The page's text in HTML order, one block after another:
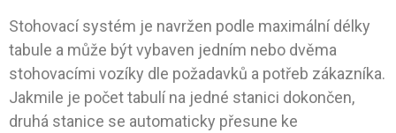
Stohovací systém je navržen podle maximální délky
tabule a může být vybaven jedním nebo dvěma
stohovacími vozíky dle požadavků a potřeb zákazníka.
Jakmile je počet tabulí na jedné stanici dokončen,
druhá stanice se automaticky přesune ke